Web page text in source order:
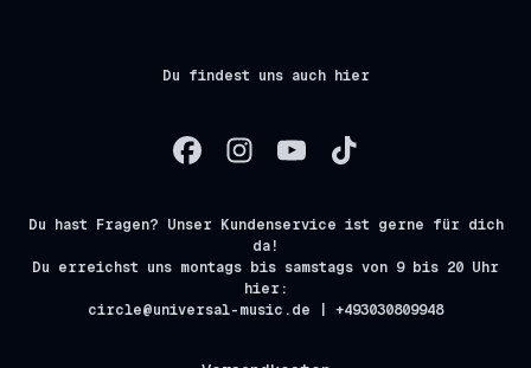
Du findest uns auch hier
Du hast Fragen? Unser Kundenservice ist gerne für dich
da!
Du erreichst uns montags bis samstags von 9 bis 20 Uhr
hier:
circle@universal-music.de | +493030809948